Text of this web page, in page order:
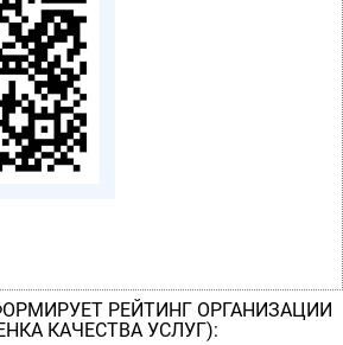
РЕЙТИНГ ОРГАНИЗАЦИИ
КАЧЕСТВА УСЛУГ):